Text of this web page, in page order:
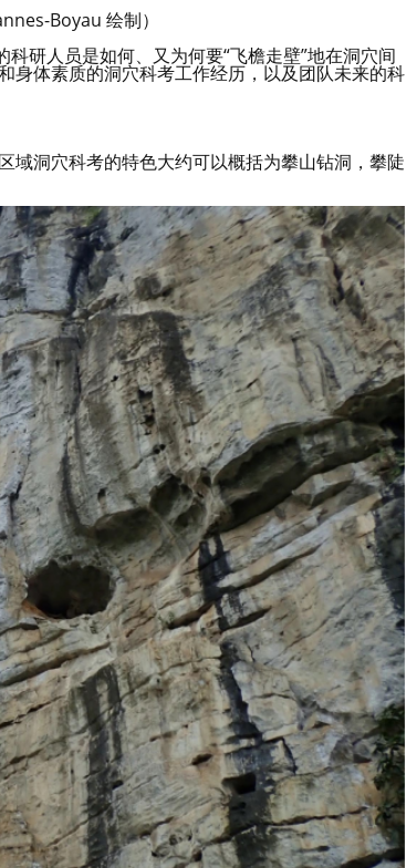
Boyau 绘制）
研人员是如何、又为何要“飞檐走壁”地在洞穴间
身体素质的洞穴科考工作经历，以及团队未来的科
域洞穴科考的特色大约可以概括为攀山钻洞，攀陡